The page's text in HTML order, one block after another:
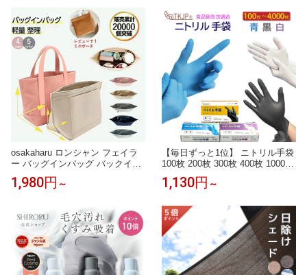
横向き寝対応 丸洗いOK 63×43c
m 送料無料
機能 24時間健康管理 1.9インチ大
画面 IP68防水 歩数計 心拍数 着
信通知 睡眠モード 音楽製御 iPho
ne/Android対応
osakaharu ロンシャン フェイラ
ー バッグインバッグ バックイン
バック インナーバッグ 自立 小さ
め 大きめ 旅行 フェルト インナ
LER IACUCCI ルイ・ヴィトン イ
エナ適応 水筒ポケット a4 軽量
整理 仕切り付き
1,980円 ～
【毎日ずっと1位】 ニトリル手袋
100枚 200枚 300枚 400枚 1000枚
4000枚 ゴム手袋 使い捨て グロー
ブ ニトリル 青 白 黒 ニトリル手
療 病院 ニトリルゴム手袋 SS S
M L ニトリル 手袋 介護 手袋 作
業 手袋 使い捨て 送料無料
1,130円 ～